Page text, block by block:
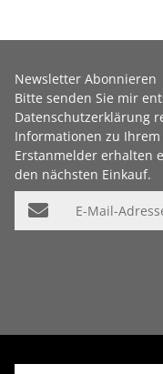
Newsletter Abonnieren
Bitte senden Sie mir
Datenschutzerklärung
Informationen zu
Erstanmelder erhalten
den nächsten Einkauf.
E-Mail-Adresse